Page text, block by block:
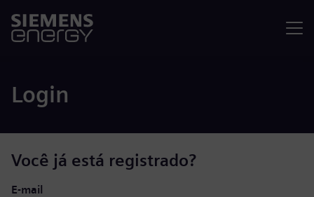
Login
Você já está registrado?
Login: usuário e senha
E-mail